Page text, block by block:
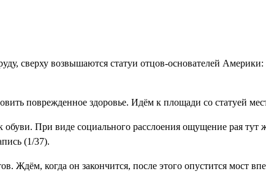
сверху возвышаются статуи отцов-основателей
поврежденное здоровье. Идём к площади со статуей
При виде социального расслоения ощущение рая тут
(1/37).
Ждём, когда он закончится, после этого опустится мост